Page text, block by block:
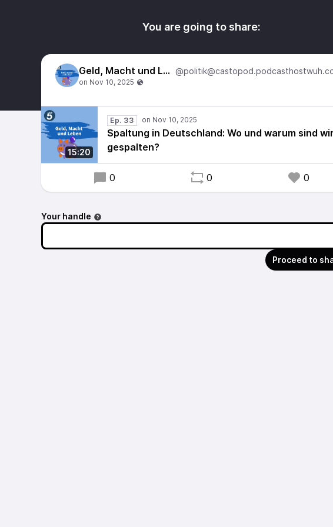
You are going to share:
Geld, Macht und Leben
15:20
Ep. 33
Spaltung in Deutschland: Wo und warum sind wir
gespalten?
0 0 0
Your handle
Proceed to